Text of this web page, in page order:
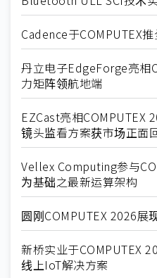
Cadence于COMPUTEX
丹立电子EdgeForge亮相
力矩阵领航地端
EZCast亮相COMPUTEX
镜头监看方案获市场正面
Vellex Computing参与
为基础之最新运算架构
圆刚COMPUTEX 2026展
新桥实业于COMPUTEX
线上IoT解决方案